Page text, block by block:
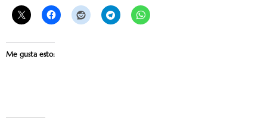
Me gusta esto: